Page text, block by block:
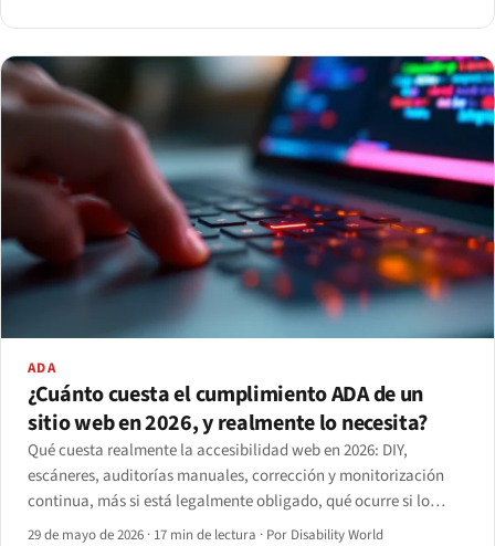
ADA
¿Cuánto cuesta el cumplimiento ADA de un
sitio web en 2026, y realmente lo necesita?
Qué cuesta realmente la accesibilidad web en 2026: DIY,
escáneres, auditorías manuales, corrección y monitorización
continua, más si está legalmente obligado, qué ocurre si lo
ignora y cuándo contratar.
29 de mayo de 2026 · 17 min de lectura · Por Disability World